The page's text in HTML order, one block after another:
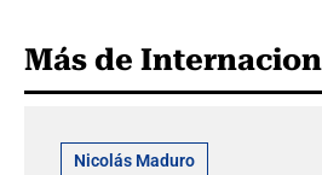
Más de
Nicolás Maduro